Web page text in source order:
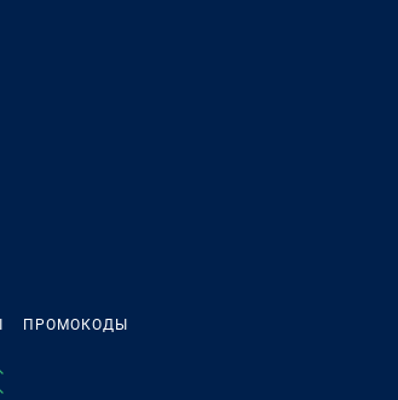
ПРОМОКОДЫ